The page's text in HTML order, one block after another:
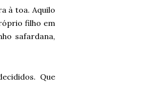
à toa. Aquilo
filho em
safardana,
Que